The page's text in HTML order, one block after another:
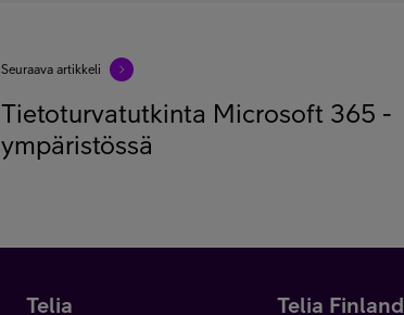
Seuraava artikkeli
Tietoturvatutkinta Microsoft 365 -
ympäristössä
Telia Telia Finland